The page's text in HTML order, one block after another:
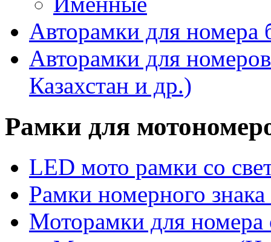
Авторамки для номера
Авторамки для
Казахстан и др.)
Рамки для
LED мото рамки со
Рамки номерного
Моторамки для номера